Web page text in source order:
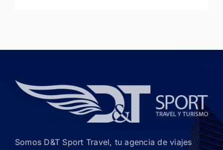
Somos D&T Sport Travel, tu agencia de viajes